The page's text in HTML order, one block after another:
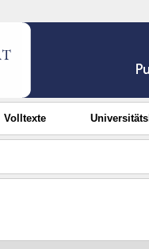
Volltexte